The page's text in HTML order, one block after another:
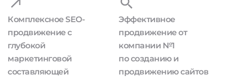
Комплексное SEO-
продвижение с
глубокой
маркетинговой
составляющей
Эффективное
продвижение от
компании №1
по созданию и
продвижению сайтов